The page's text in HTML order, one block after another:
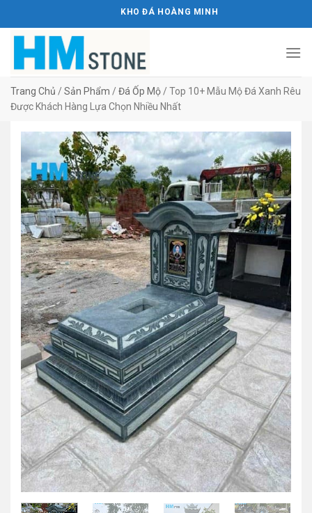
qua
KHO ĐÁ HOÀNG MINH STONE
Trang Chủ / Sản Phẩm / Đá Ốp Mộ / Top 10+ Mẫu Mộ Đá Xanh Rêu
Được Khách Hàng Lựa Chọn Nhiều Nhất